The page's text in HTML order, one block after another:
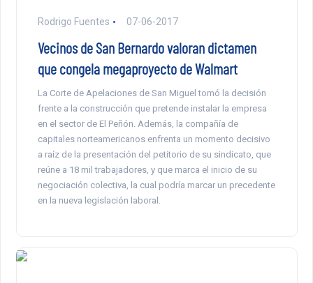
Rodrigo Fuentes 07-06-2017
Vecinos de San Bernardo valoran dictamen
que congela megaproyecto de Walmart
La Corte de Apelaciones de San Miguel tomó la decisión
frente a la construcción que pretende instalar la empresa
en el sector de El Peñón. Además, la compañía de
capitales norteamericanos enfrenta un momento decisivo
a raíz de la presentación del petitorio de su sindicato, que
reúne a 18 mil trabajadores, y que marca el inicio de su
negociación colectiva, la cual podría marcar un precedente
en la nueva legislación laboral.